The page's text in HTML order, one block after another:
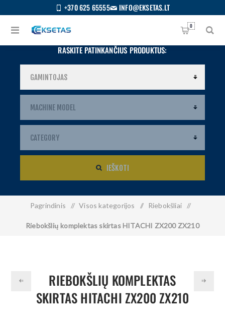
+370 625 65555 INFO@EKSETAS.LT
0
RASKITE PATINKANČIUS PRODUKTUS:
IEŠKOTI
Pagrindinis / Visos kategorijos / Riebokšliai /
Riebokšlių komplektas skirtas HITACHI ZX200 ZX210
RIEBOKŠLIŲ KOMPLEKTAS
SKIRTAS HITACHI ZX200 ZX210